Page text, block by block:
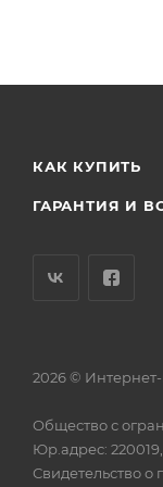
КАК КУПИТЬ
ГАРАНТИЯ И
2026 ©
Общество с
Юр.адрес:
Свидетельство о